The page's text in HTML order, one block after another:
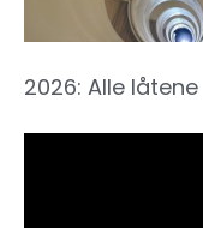
2026: Alle låtene